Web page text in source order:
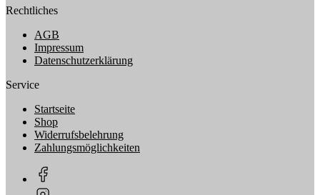
Rechtliches
AGB
Impressum
Datenschutzerklärung
Service
Startseite
Shop
Widerrufsbelehrung
Zahlungsmöglichkeiten